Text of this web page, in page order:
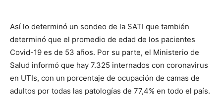
Así lo determinó un sondeo de la SATI que también
determinó que el promedio de edad de los pacientes
Covid-19 es de 53 años. Por su parte, el Ministerio de
Salud informó que hay 7.325 internados con coronavirus
en UTIs, con un porcentaje de ocupación de camas de
adultos por todas las patologías de 77,4% en todo el país.